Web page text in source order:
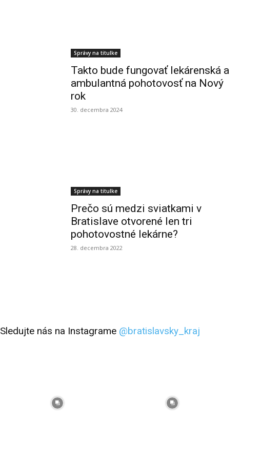
Správy na titulke
Takto bude fungovať lekárenská a
ambulantná pohotovosť na Nový
rok
30. decembra 2024
Správy na titulke
Prečo sú medzi sviatkami v
Bratislave otvorené len tri
pohotovostné lekárne?
28. decembra 2022
Sledujte nás na Instagrame @bratislavsky_kraj